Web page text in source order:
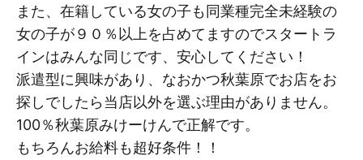
また、在籍している女の子も同業種完全未経験の
女の子が９０％以上を占めてますのでスタートラ
インはみんな同じです、安心してください！
派遣型に興味があり、なおかつ秋葉原でお店をお
探しでしたら当店以外を選ぶ理由がありません。
100％秋葉原みけーけんで正解です。
もちろんお給料も超好条件！！